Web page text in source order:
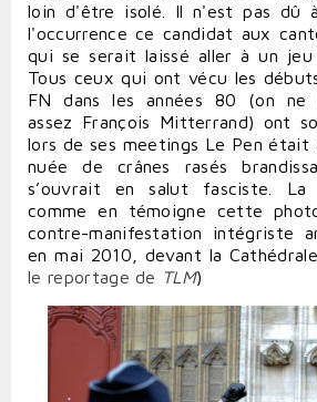
loin d'être isolé. Il n'est pas dû
l'occurrence ce candidat aux
qui se serait laissé aller à un jeu
Tous ceux qui ont vécu les
FN dans les années 80 (on ne
assez François Mitterrand) ont
lors de ses meetings Le Pen était
nuée de crânes rasés
s’ouvrait en salut fasciste. La
comme en témoigne cette
contre-manifestation intégriste
en mai 2010, devant la
le reportage de TLM)